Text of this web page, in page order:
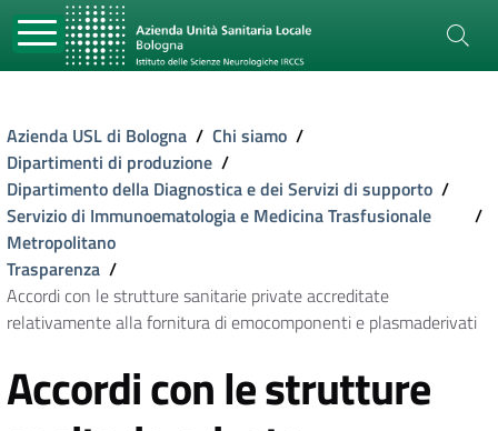
Azienda USL di Bologna / Chi siamo /
Dipartimenti di produzione /
Dipartimento della Diagnostica e dei Servizi di supporto /
Servizio di Immunoematologia e Medicina Trasfusionale
Metropolitano
/
Trasparenza /
Accordi con le strutture sanitarie private accreditate
relativamente alla fornitura di emocomponenti e plasmaderivati
Accordi con le strutture